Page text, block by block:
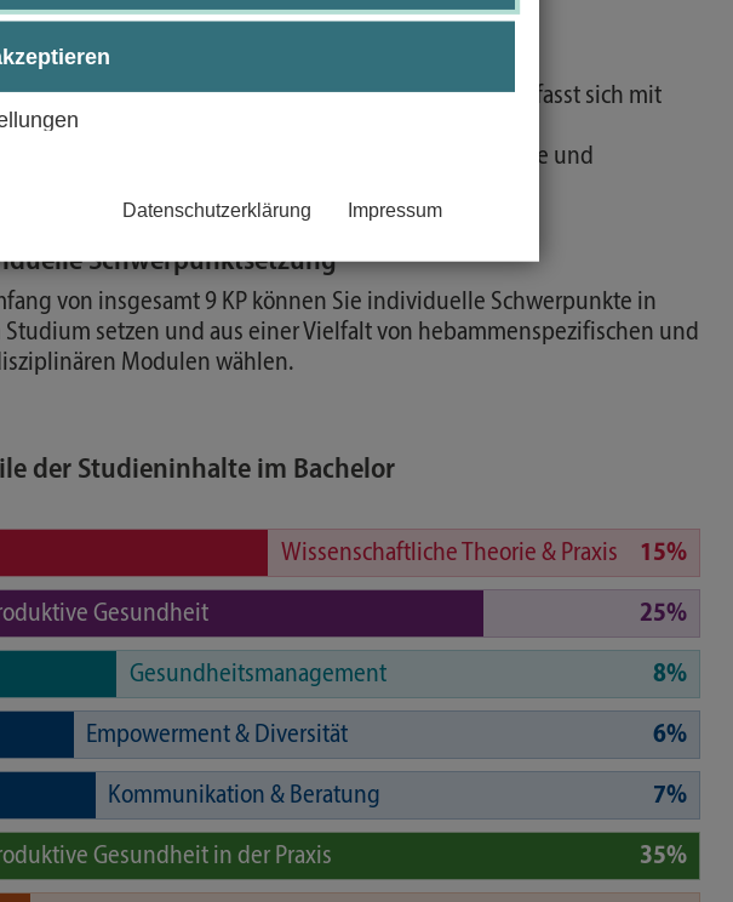
Datenschutzerklärung Impressum
Gesundheitsmanagement umfasst 19 KP und befasst sich mit
und strukturellen Rahmenbedingungen der
Risikomanagement, Gesundheitsökonomie und
Schwerpunktsetzung
von insgesamt 9 KP können Sie individuelle Schwerpunkte in
Studium setzen und aus einer Vielfalt von hebammenspezifischen und
Modulen wählen.
der Studieninhalte im Bachelor
Wissenschaftliche Theorie & Praxis 15%
Gesundheit 25%
Gesundheitsmanagement 8%
Empowerment & Diversität 6%
Kommunikation & Beratung 7%
Gesundheit in der Praxis 35%